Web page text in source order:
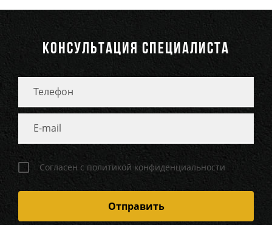
КОНСУЛЬТАЦИЯ СПЕЦИАЛИСТА
Согласен с политикой конфиденциальности